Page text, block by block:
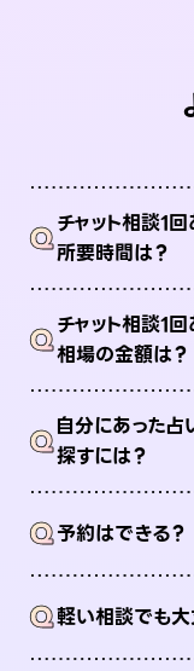
Qチャット相談1
所要時間は？
Qチャット相談1
相場の金額は？
Q自分にあった占
探すには？
Q予約はできる？
Q軽い相談でも大